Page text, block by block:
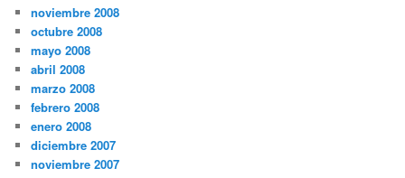
noviembre 2008
octubre 2008
mayo 2008
abril 2008
marzo 2008
febrero 2008
enero 2008
diciembre 2007
noviembre 2007